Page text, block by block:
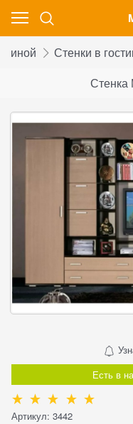
Стенки в
Стенка
Есть в
Артикул: 3442